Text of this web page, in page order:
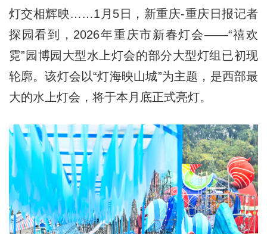
灯交相辉映……1月5日，新重庆-重庆日报记者
探园看到，2026年重庆市新春灯会——“禧欢
霓”园博园大型水上灯会的部分大型灯组已初现
轮廓。该灯会以“灯海映山城”为主题，是西部最
大的水上灯会，将于本月底正式亮灯。